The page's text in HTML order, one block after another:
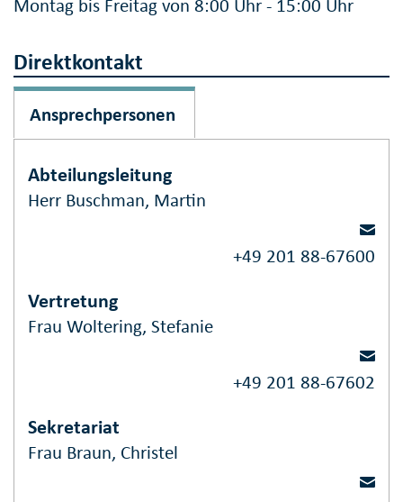
Montag bis Freitag von 8:00 Uhr - 15:00 Uhr
Direktkontakt
Ansprechpersonen
Abteilungsleitung
Herr Buschman, Martin
+49 201 88-67600
Vertretung
Frau Woltering, Stefanie
+49 201 88-67602
Sekretariat
Frau Braun, Christel